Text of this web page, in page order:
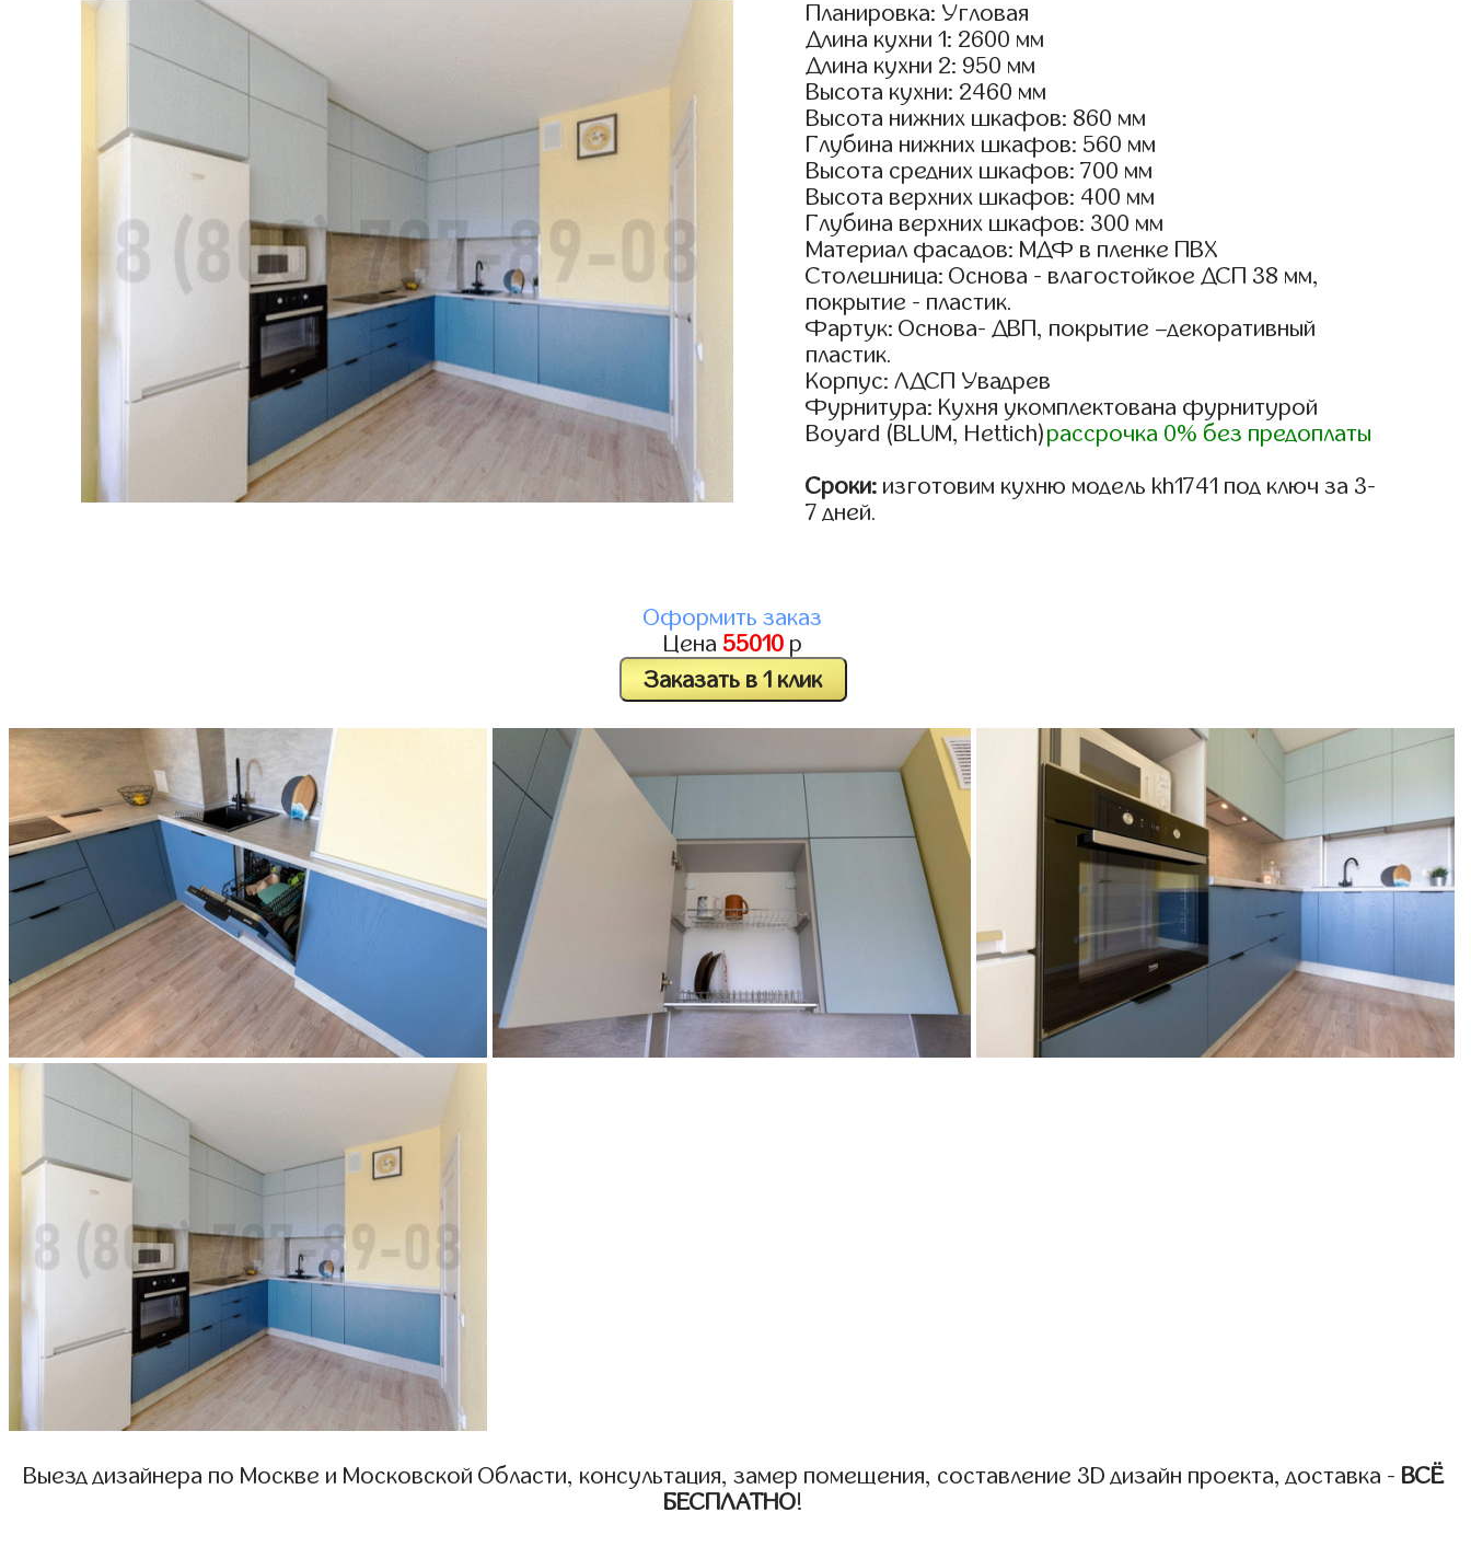
Планировка: Угловая
Длина кухни 1: 2600 мм
Длина кухни 2: 950 мм
Высота кухни: 2460 мм
Высота нижних шкафов: 860 мм
Глубина нижних шкафов: 560 мм
Высота средних шкафов: 700 мм
Высота верхних шкафов: 400 мм
Глубина верхних шкафов: 300 мм
Материал фасадов: МДФ в пленке ПВХ
Столешница: Основа - влагостойкое ДСП 38 мм,
покрытие - пластик.
Фартук: Основа- ДВП, покрытие –декоративный
пластик.
Корпус: ЛДСП Увадрев
Фурнитура: Кухня укомплектована фурнитурой
Boyard (BLUM, Hettich)рассрочка 0% без предоплаты
Сроки: изготовим кухню модель kh1741 под ключ за 3-
7 дней.
Оформить заказ
Цена 55010 р
Заказать в 1 клик
Выезд дизайнера по Москве и Московской Области, консультация, замер помещения, составление 3D дизайн проекта, доставка - ВСЁ
БЕСПЛАТНО!